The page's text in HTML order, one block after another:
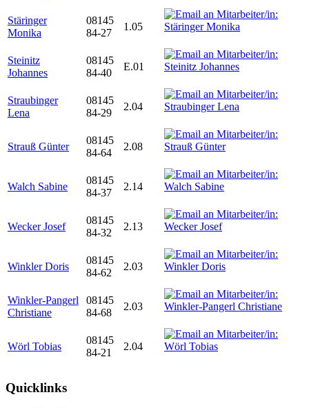
Stäringer
Monika
08145
84-27
1.05
Steinitz
Johannes
08145
84-40
E.01
Straubinger
Lena
08145
84-29
2.04
Strauß Günter
08145
84-64
2.08
Walch Sabine
08145
84-37
2.14
Wecker Josef
08145
84-32
2.13
Winkler Doris
08145
84-62
2.03
Winkler-Pangerl
Christiane
08145
84-68
2.03
Wörl Tobias
08145
84-21
2.04
Quicklinks